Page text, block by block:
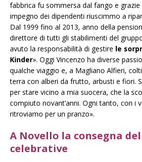
fabbrica fu sommersa dal fango e
impegno dei dipendenti riuscimmo a
Dal 1999 fino al 2013, anno della
direttore di tutti gli stabilimenti del
avuto la responsabilità di gestire le
Kinder». Oggi Vincenzo ha diverse
qualche viaggio e, a Magliano Alfieri,
terra con alberi da frutto, arbusti e fiori.
per stare vicino a mia suocera, che la
compiuto novant’anni. Ogni tanto, con i
ritroviamo per un pranzo».
A Novello la consegna
celebrative